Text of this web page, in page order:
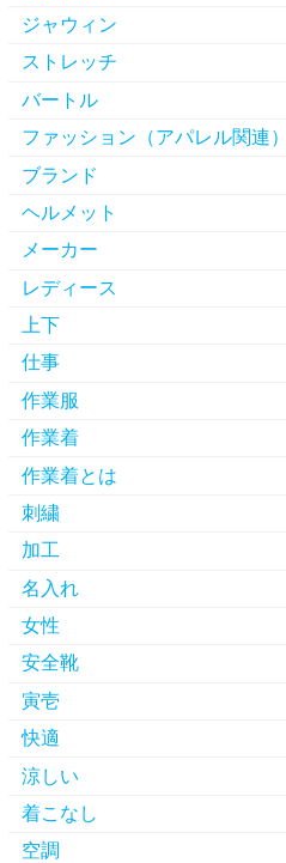
ジャウィン
ストレッチ
バートル
ファッション（アパレル関連）
ブランド
ヘルメット
メーカー
レディース
上下
仕事
作業服
作業着
作業着とは
刺繍
加工
名入れ
女性
安全靴
寅壱
快適
涼しい
着こなし
空調